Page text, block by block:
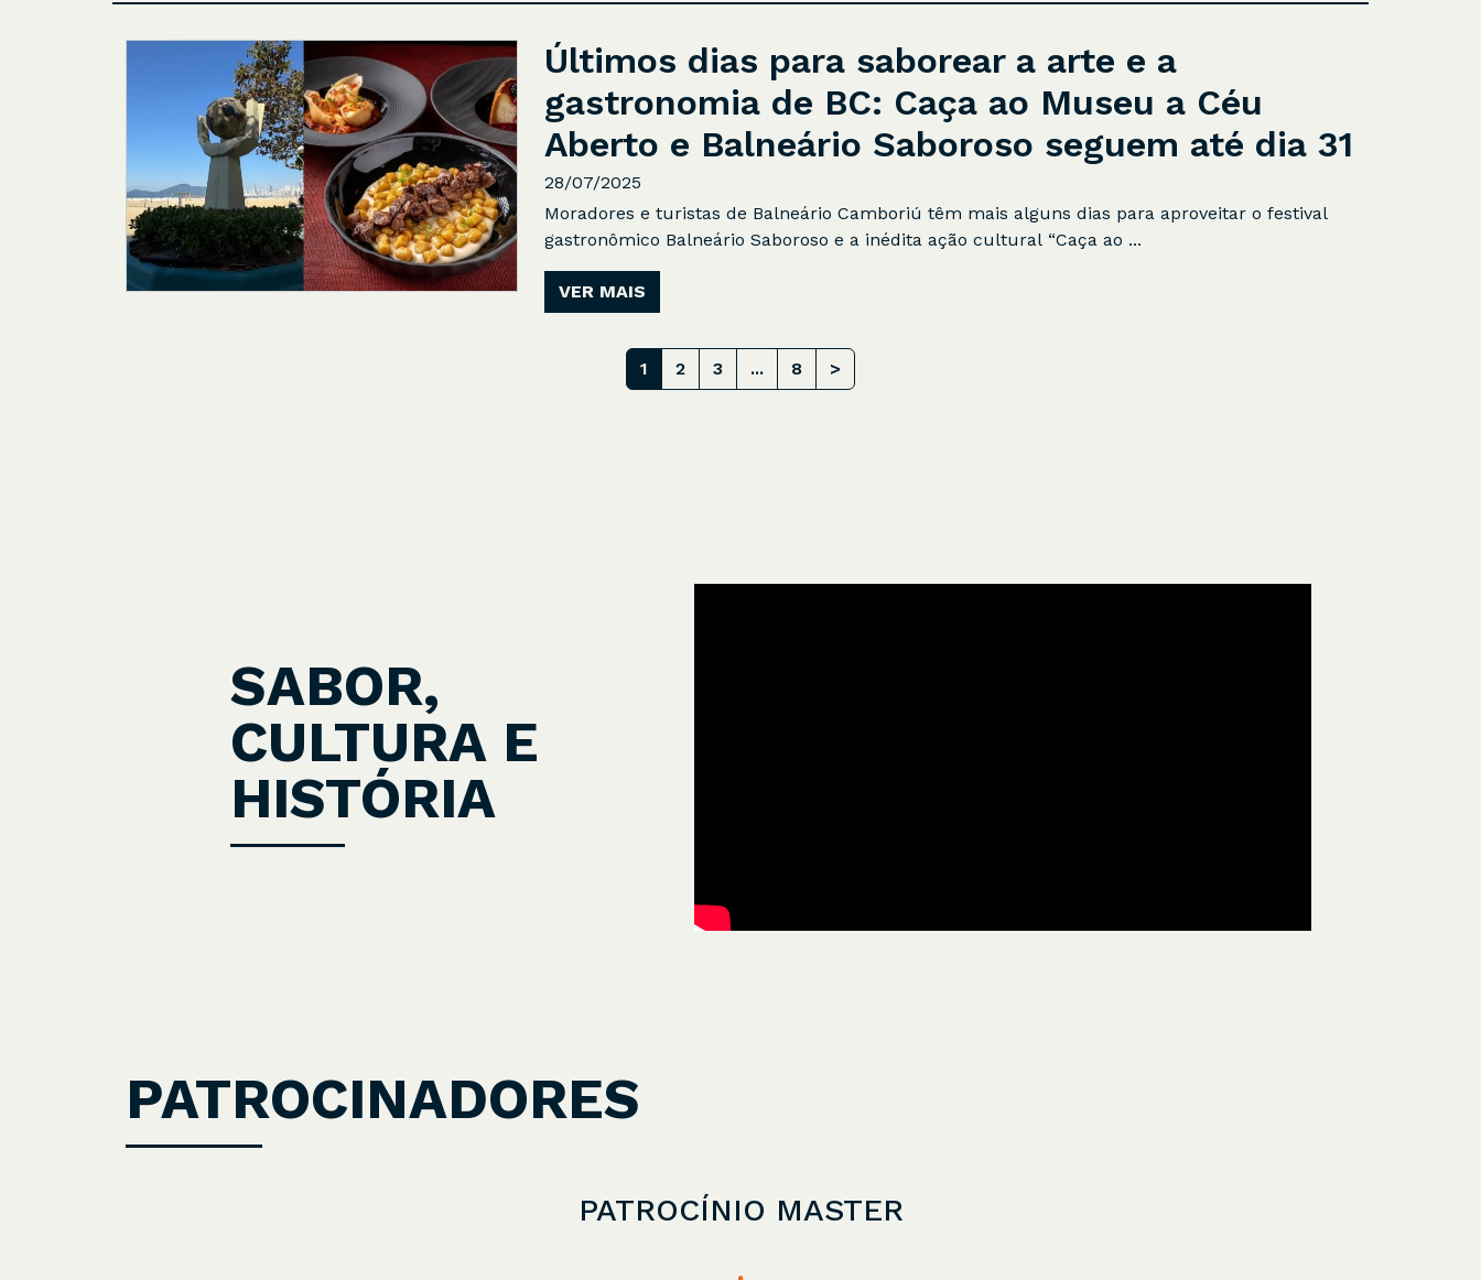
Últimos dias para saborear a arte e a
gastronomia de BC: Caça ao Museu a Céu
Aberto e Balneário Saboroso seguem até dia 31
28/07/2025
Moradores e turistas de Balneário Camboriú têm mais alguns dias para aproveitar o festival
gastronômico Balneário Saboroso e a inédita ação cultural “Caça ao ...
VER MAIS
1 2 3 ... 8 >
SABOR,
CULTURA E
HISTÓRIA
PATROCINADORES
PATROCÍNIO MASTER